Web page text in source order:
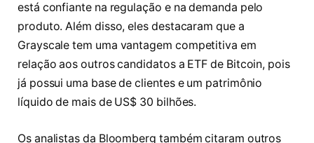
está confiante na regulação e na demanda pelo
produto. Além disso, eles destacaram que a
Grayscale tem uma vantagem competitiva em
relação aos outros candidatos a ETF de Bitcoin, pois
já possui uma base de clientes e um patrimônio
líquido de mais de US$ 30 bilhões.
Os analistas da Bloomberg também citaram outros